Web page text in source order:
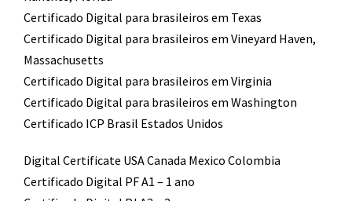
Certificado Digital para brasileiros em Texas
Certificado Digital para brasileiros em Vineyard Haven,
Massachusetts
Certificado Digital para brasileiros em Virginia
Certificado Digital para brasileiros em Washington
Certificado ICP Brasil Estados Unidos
Digital Certificate USA Canada Mexico Colombia
Certificado Digital PF A1 – 1 ano